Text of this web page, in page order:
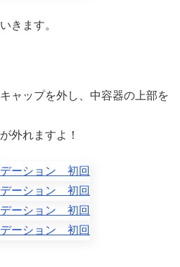
きます。
ャップを外し、中容器の上部を
外れますよ！